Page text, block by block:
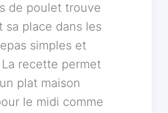
de poulet trouve
sa place dans les
simples et
recette permet
plat maison
le midi comme